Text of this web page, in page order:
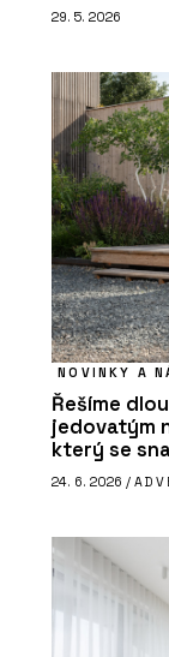
29. 5. 2026
NOVINKY A
Řešíme
jedovatým
který se
24. 6. 2026 /